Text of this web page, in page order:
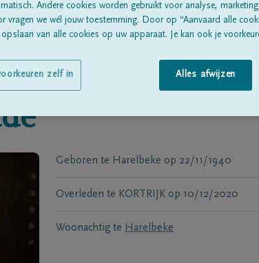
Geboren te Harelbeke op 22/11/1940
Overleden te KORTRIJK op 10/12/2020
Woonachtig te Harelbeke
Andere cookies worden gebruikt voor analyse,
vragen we wél jouw toestemming. Door op “Aanvaard alle
van alle cookies op uw apparaat. Je kan ook je
Alles afwijzen
zelf in